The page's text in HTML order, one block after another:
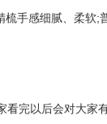
手感细腻、柔软;
完以后会对大家